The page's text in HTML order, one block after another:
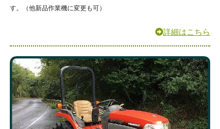
す。（他新品作業機に変更も可）
詳細はこちら